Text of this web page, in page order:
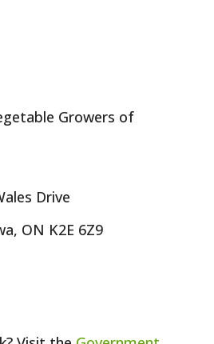
Growers of
Drive
ON K2E 6Z9